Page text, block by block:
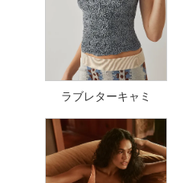
ラブレターキャミ